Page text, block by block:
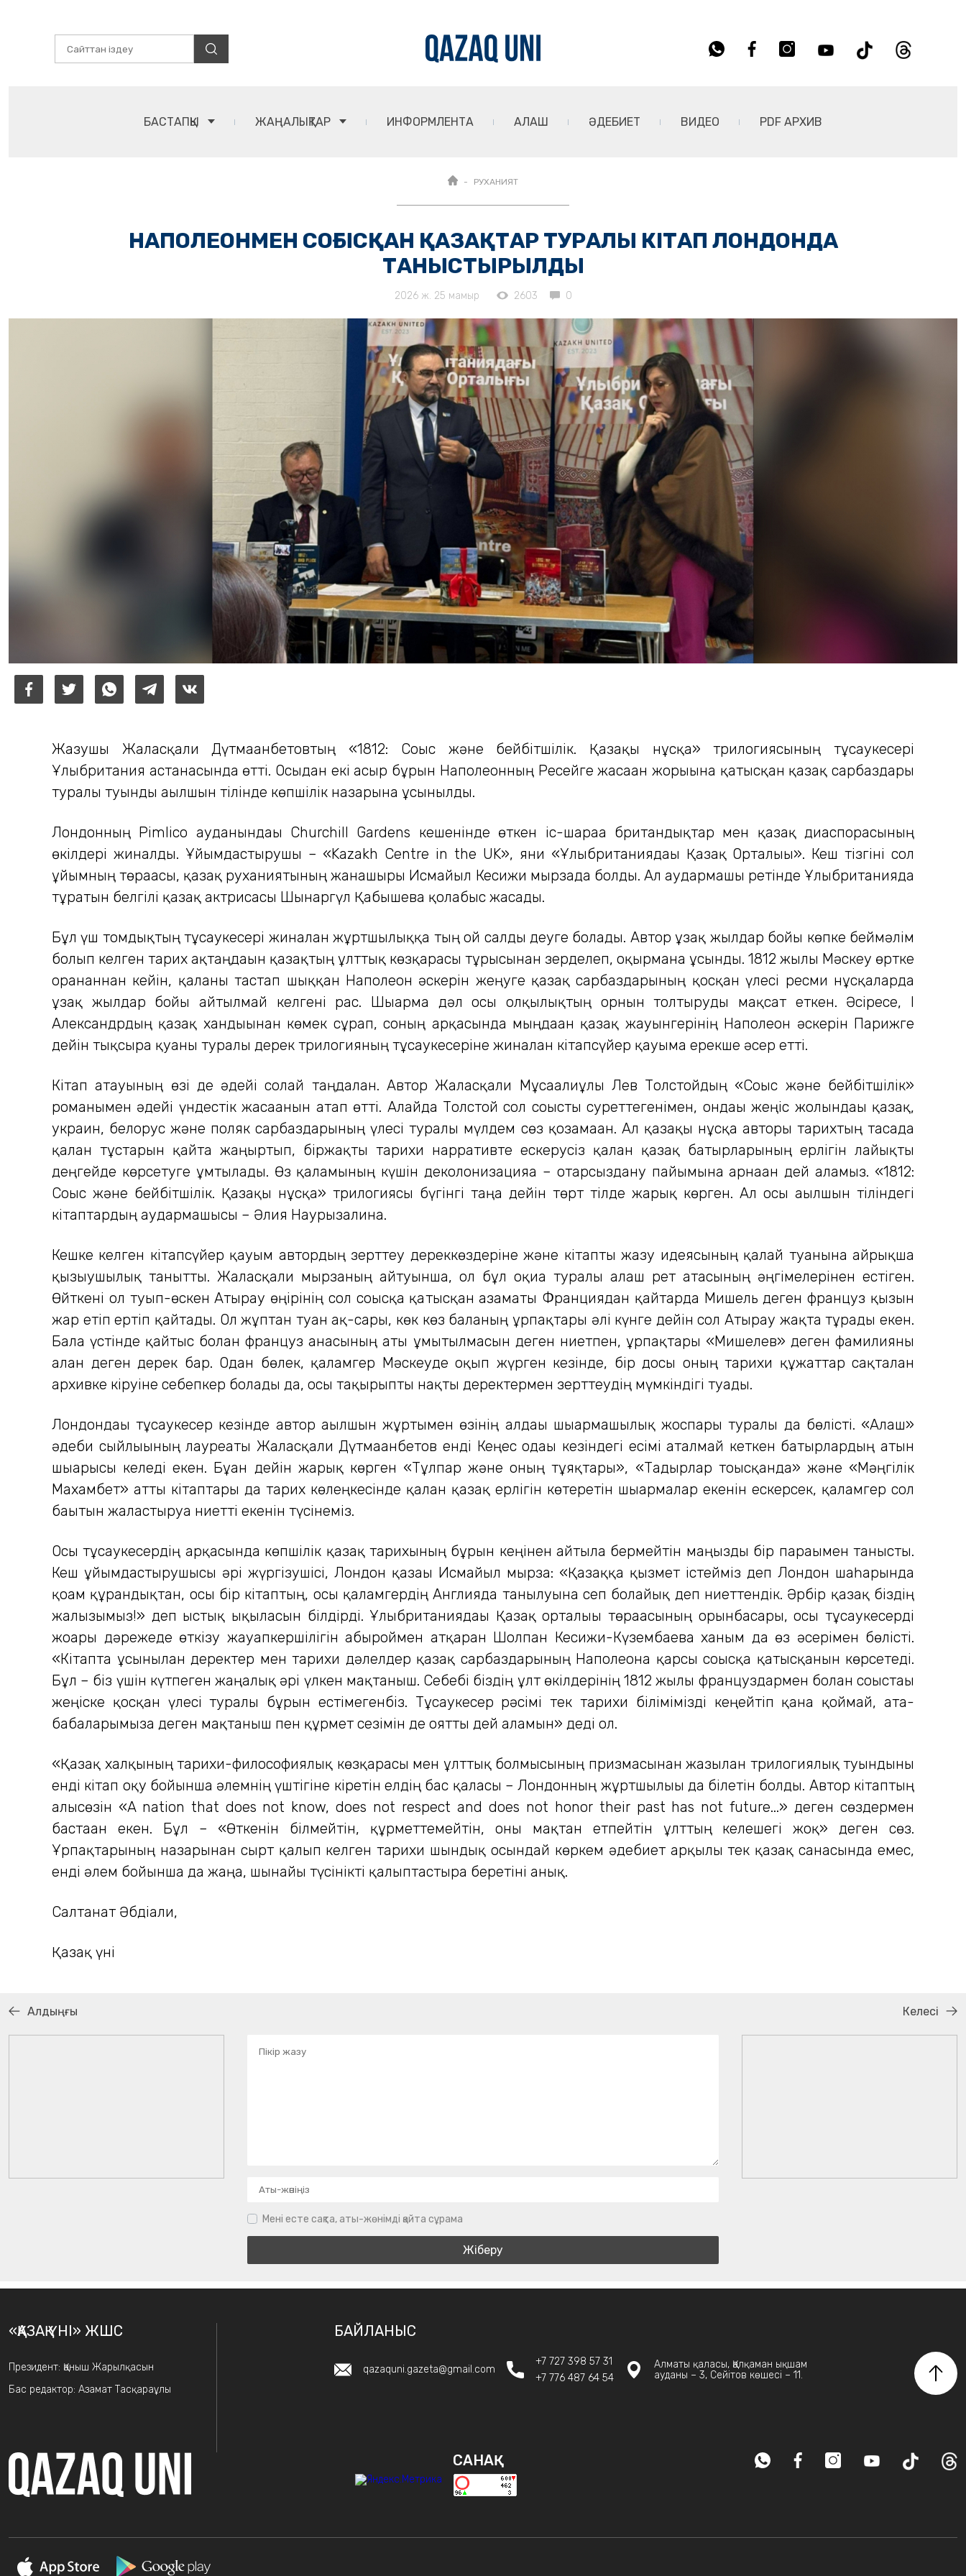
БАСТАПҚЫ ЖАҢАЛЫҚТАР ИНФОРМЛЕНТА АЛАШ ӘДЕБИЕТ ВИДЕО PDF АРХИВ
РУХАНИЯТ
НАПОЛЕОНМЕН СОҒЫСҚАН ҚАЗАҚТАР ТУРАЛЫ КІТАП ЛОНДОНДА
ТАНЫСТЫРЫЛДЫ
2026 ж. 25 мамыр 2603 0
Жазушы Жалғасқали Дүтмағанбетовтың «1812: Соғыс және бейбітшілік. Қазақы нұсқа» трилогиясының тұсаукесері
Ұлыбритания астанасында өтті. Осыдан екі ғасыр бұрын Наполеонның Ресейге жасаған жорығына қатысқан қазақ сарбаздары
туралы туынды ағылшын тілінде көпшілік назарына ұсынылды.
Лондонның Pimlico ауданындағы Churchill Gardens кешенінде өткен іс-шараға британдықтар мен қазақ диаспорасының
өкілдері жиналды. Ұйымдастырушы – «Kazakh Centre in the UK», яғни «Ұлыбританиядағы Қазақ Орталығы». Кеш тізгіні сол
ұйымның төрағасы, қазақ руханиятының жанашыры Исмайыл Кесижи мырзада болды. Ал аудармашы ретінде Ұлыбританияда
тұратын белгілі қазақ актрисасы Шынаргүл Қабышева қолғабыс жасады.
Бұл үш томдықтың тұсаукесері жиналған жұртшылыққа тың ой салды деуге болады. Автор ұзақ жылдар бойы көпке беймәлім
болып келген тарих ақтаңдағын қазақтың ұлттық көзқарасы тұрғысынан зерделеп, оқырманға ұсынды. 1812 жылы Мәскеу өртке
оранғаннан кейін, қаланы тастап шыққан Наполеон әскерін жеңуге қазақ сарбаздарының қосқан үлесі ресми нұсқаларда
ұзақ жылдар бойы айтылмай келгені рас. Шығарма дәл осы олқылықтың орнын толтыруды мақсат еткен. Әсіресе, І
Александрдың қазақ хандығынан көмек сұрап, соның арқасында мыңдаған қазақ жауынгерінің Наполеон әскерін Парижге
дейін тықсыра қуғаны туралы дерек трилогияның тұсаукесеріне жиналған кітапсүйер қауымға ерекше әсер етті.
Кітап атауының өзі де әдейі солай таңдалған. Автор Жалғасқали Мұсағалиұлы Лев Толстойдың «Соғыс және бейбітшілік»
романымен әдейі үндестік жасағанын атап өтті. Алайда Толстой сол соғысты суреттегенімен, ондағы жеңіс жолындағы қазақ,
украин, белорус және поляк сарбаздарының үлесі туралы мүлдем сөз қозғамаған. Ал қазақы нұсқа авторы тарихтың тасада
қалған тұстарын қайта жаңғыртып, біржақты тарихи нарративте ескерусіз қалған қазақ батырларының ерлігін лайықты
деңгейде көрсетуге ұмтылады. Өз қаламының күшін деколонизацияға – отарсыздану пайымына арнаған дей аламыз. «1812:
Соғыс және бейбітшілік. Қазақы нұсқа» трилогиясы бүгінгі таңға дейін төрт тілде жарық көрген. Ал осы ағылшын тіліндегі
кітаптардың аудармашысы – Әлия Наурызалина.
Кешке келген кітапсүйер қауым автордың зерттеу дереккөздеріне және кітапты жазу идеясының қалай туғанына айрықша
қызығушылық танытты. Жалғасқали мырзаның айтуынша, ол бұл оқиға туралы алғаш рет атасының әңгімелерінен естіген.
Өйткені ол туып-өскен Атырау өңірінің сол соғысқа қатысқан азаматы Франциядан қайтарда Мишель деген француз қызын
жар етіп ертіп қайтады. Ол жұптан туған ақ-сары, көк көз баланың ұрпақтары әлі күнге дейін сол Атырау жақта тұрады екен.
Бала үстінде қайтыс болған француз анасының аты ұмытылмасын деген ниетпен, ұрпақтары «Мишелев» деген фамилияны
алған деген дерек бар. Одан бөлек, қаламгер Мәскеуде оқып жүрген кезінде, бір досы оның тарихи құжаттар сақталған
архивке кіруіне себепкер болады да, осы тақырыпты нақты деректермен зерттеудің мүмкіндігі туады.
Лондондағы тұсаукесер кезінде автор ағылшын жұртымен өзінің алдағы шығармашылық жоспары туралы да бөлісті. «Алаш»
әдеби сыйлығының лауреаты Жалғасқали Дүтмағанбетов енді Кеңес одағы кезіндегі есімі аталмай кеткен батырлардың атын
шығарғысы келеді екен. Бұған дейін жарық көрген «Тұлпар және оның тұяқтары», «Тағдырлар тоғысқанда» және «Мәңгілік
Махамбет» атты кітаптары да тарих көлеңкесінде қалған қазақ ерлігін көтеретін шығармалар екенін ескерсек, қаламгер сол
бағытын жалғастыруға ниетті екенін түсінеміз.
Осы тұсаукесердің арқасында көпшілік қазақ тарихының бұрын кеңінен айтыла бермейтін маңызды бір парағымен танысты.
Кеш ұйымдастырушысы әрі жүргізушісі, Лондон қазағы Исмайыл мырза: «Қазаққа қызмет істейміз деп Лондон шаһарында
қоғам құрғандықтан, осы бір кітаптың, осы қаламгердің Англияда танылуына сеп болайық деп ниеттендік. Әрбір қазақ біздің
жалғызымыз!» деп ыстық ықыласын білдірді. Ұлыбританиядағы Қазақ орталығы төрағасының орынбасары, осы тұсаукесерді
жоғары дәрежеде өткізу жауапкершілігін абыроймен атқарған Шолпан Кесижи-Күзембаева ханым да өз әсерімен бөлісті.
«Кітапта ұсынылған деректер мен тарихи дәлелдер қазақ сарбаздарының Наполеонға қарсы соғысқа қатысқанын көрсетеді.
Бұл – біз үшін күтпеген жаңалық әрі үлкен мақтаныш. Себебі біздің ұлт өкілдерінің 1812 жылғы француздармен болған соғыстағы
жеңіске қосқан үлесі туралы бұрын естімегенбіз. Тұсаукесер рәсімі тек тарихи білімімізді кеңейтіп қана қоймай, ата-
бабаларымызға деген мақтаныш пен құрмет сезімін де оятты дей аламын» деді ол.
«Қазақ халқының тарихи-философиялық көзқарасы мен ұлттық болмысының призмасынан жазылған трилогиялық туындыны
енді кітап оқу бойынша әлемнің үштігіне кіретін елдің бас қаласы – Лондонның жұртшылығы да білетін болды. Автор кітаптың
алғысөзін «A nation that does not know, does not respect and does not honor their past has not future...» деген сөздермен
бастаған екен. Бұл – «Өткенін білмейтін, құрметтемейтін, оны мақтан етпейтін ұлттың келешегі жоқ» деген сөз.
Ұрпақтарының назарынан сырт қалып келген тарихи шындық осындай көркем әдебиет арқылы тек қазақ санасында емес,
енді әлем бойынша да жаңа, шынайы түсінікті қалыптастыра беретіні анық.
Салтанат Әбдіғали,
Қазақ үні
Алдыңғы Келесі
Мені есте сақта, аты-жөнімді қайта сұрама
«ҚАЗАҚ ҮНІ» ЖШС
Президент: Қаныш Жарылқасын
Бас редактор: Азамат Тасқараұлы
БАЙЛАНЫС
qazaquni.gazeta@gmail.com
+7 727 398 57 31
+7 776 487 64 54
Алматы қаласы, Қалқаман ықшам
ауданы – 3, Сейітов көшесі – 11.
САНАҚ